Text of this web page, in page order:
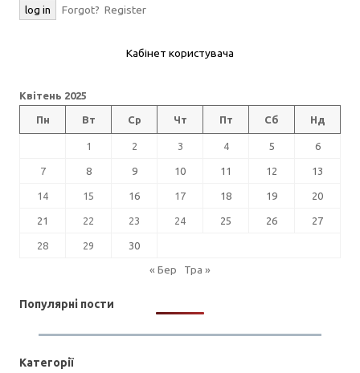
Forgot? Register
Кабінет користувача
Квітень 2025
Пн Вт Ср Чт Пт Сб Нд
1 2 3 4 5 6
7 8 9 10 11 12 13
14 15 16 17 18 19 20
21 22 23 24 25 26 27
28 29 30
« Бер Тра »
Популярні пости
Категорії